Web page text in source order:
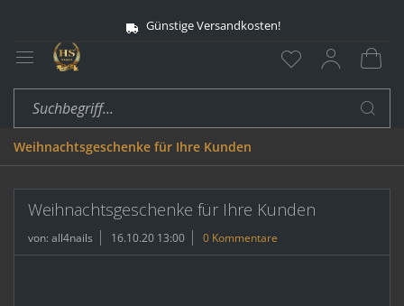
Günstige Versandkosten!
Weihnachtsgeschenke für Ihre Kunden
Weihnachtsgeschenke für Ihre Kunden
von: all4nails 16.10.20 13:00 0 Kommentare